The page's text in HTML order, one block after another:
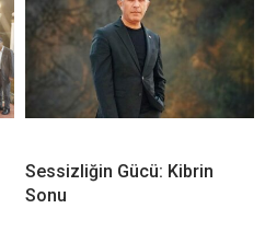
Sessizliğin Gücü: Kibrin
Sonu